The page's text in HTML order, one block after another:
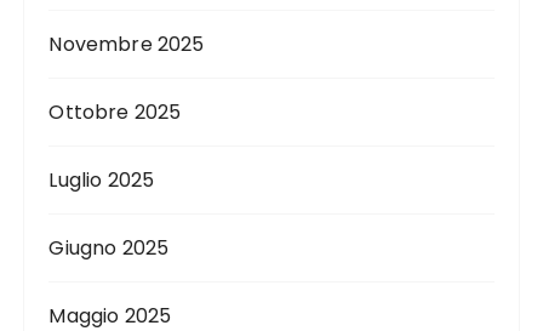
Novembre 2025
Ottobre 2025
Luglio 2025
Giugno 2025
Maggio 2025